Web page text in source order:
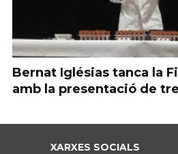
Bernat Iglésias tanca la
amb la presentació de
XARXES SOCIALS